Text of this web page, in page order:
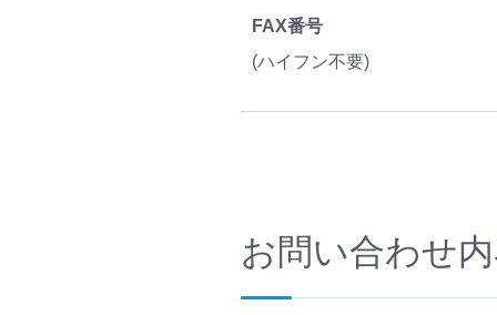
FAX番号
(ハイフン不要)
お問い合わせ